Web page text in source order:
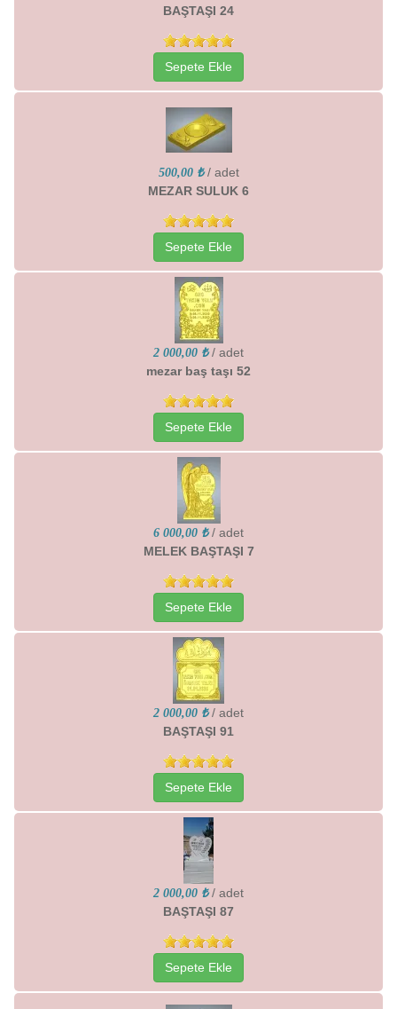
BAŞTAŞI 24
Sepete Ekle
500,00 ₺ / adet
MEZAR SULUK 6
Sepete Ekle
2 000,00 ₺ / adet
mezar baş taşı 52
Sepete Ekle
6 000,00 ₺ / adet
MELEK BAŞTAŞI 7
Sepete Ekle
2 000,00 ₺ / adet
BAŞTAŞI 91
Sepete Ekle
2 000,00 ₺ / adet
BAŞTAŞI 87
Sepete Ekle